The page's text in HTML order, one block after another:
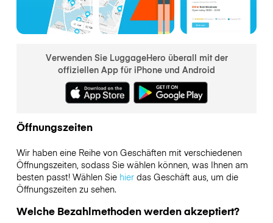
Verwenden Sie LuggageHero überall mit der
offiziellen App für iPhone und Android
Öffnungszeiten
Wir haben eine Reihe von Geschäften mit verschiedenen
Öffnungszeiten, sodass Sie wählen können, was Ihnen am
besten passt! Wählen Sie hierdas Geschäft aus, um die
Öffnungszeiten zu sehen.
Welche Bezahlmethoden werden akzeptiert?